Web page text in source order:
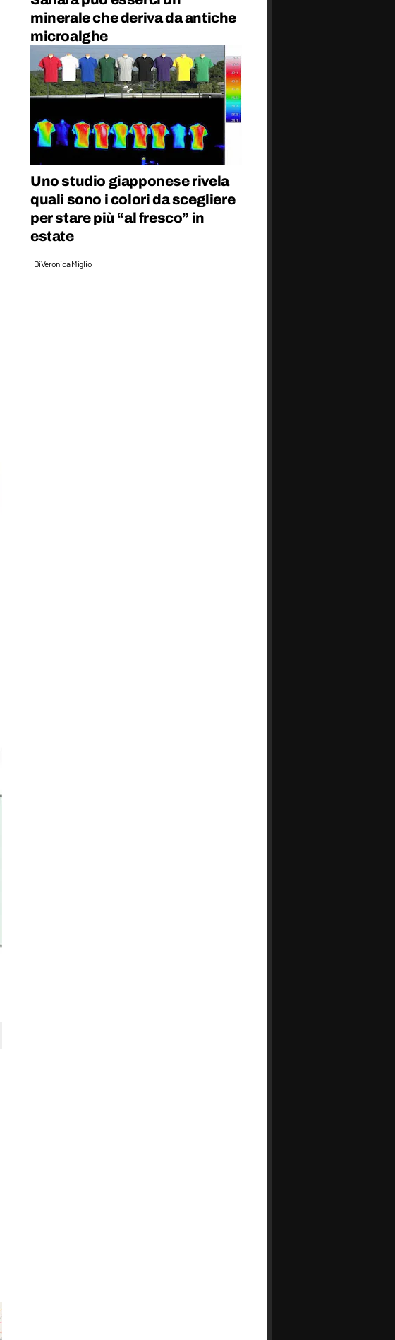
minerale che deriva da antiche
microalghe
Uno studio giapponese rivela
quali sono i colori da scegliere
per stare più “al fresco” in
estate
DiVeronica Miglio